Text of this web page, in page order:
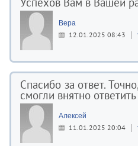
Вера
12.01.2025 08:43
Спасибо за ответ.
смогли внятно
Алексей
11.01.2025 20:04